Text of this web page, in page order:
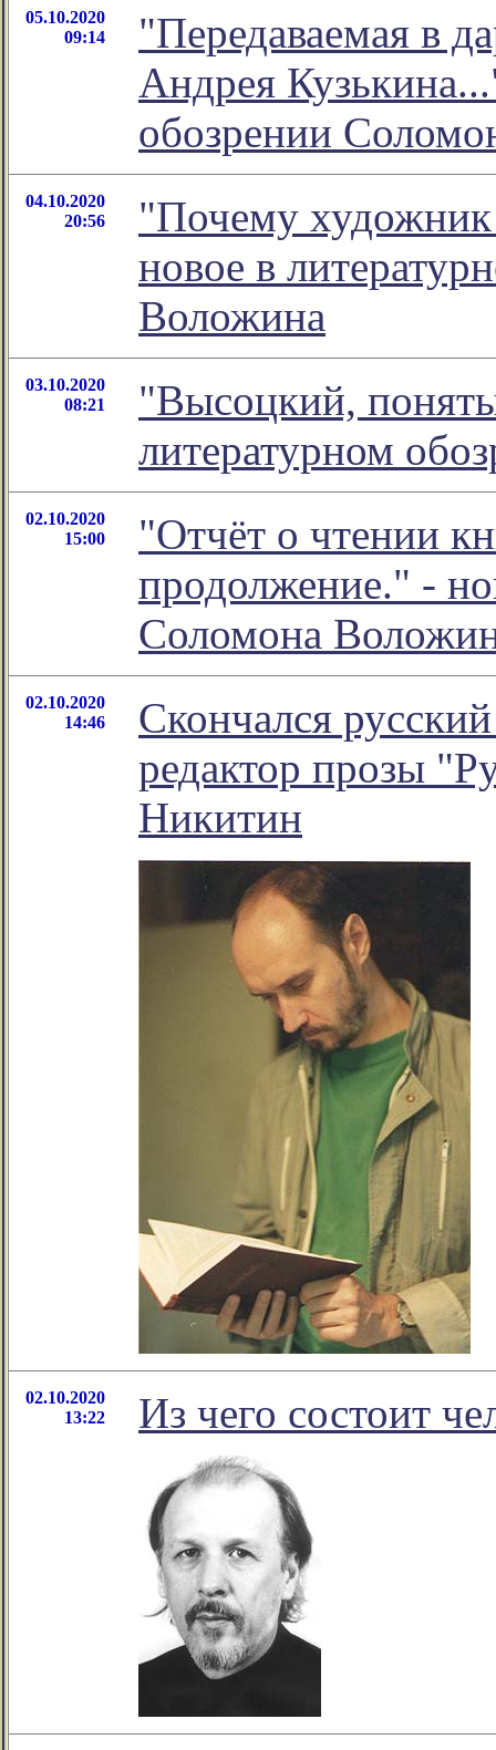
05.10.2020
09:14
"Передаваемая в
Андрея
обозрении
04.10.2020
20:56
"Почему художник
новое в
Воложина
03.10.2020
08:21
"Высоцкий,
литературном
02.10.2020
15:00
"Отчёт о чтении
продолжение." -
Соломона
02.10.2020
14:46
Скончался
редактор прозы
Никитин
02.10.2020
13:22
Из чего состоит